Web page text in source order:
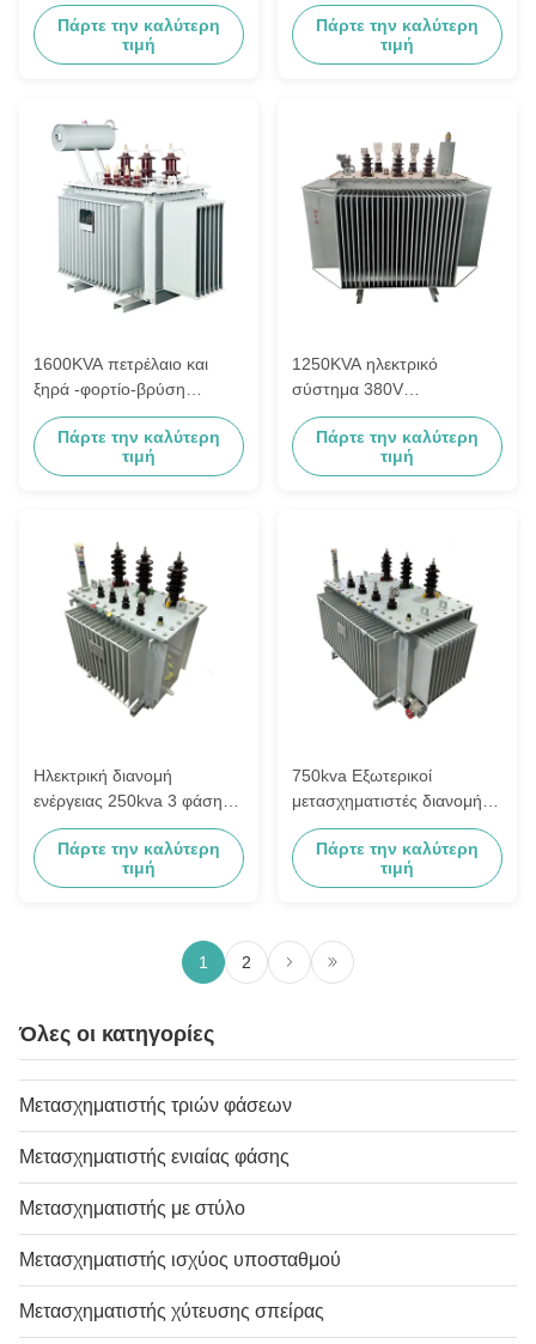
παροχής ηλεκτρικού
ρεύματος
Πάρτε την καλύτερη
τιμή
πετρελαίου που τυλίγει
Πάρτε την καλύτερη
τιμή
1600KVA πετρέλαιο και
ξηρά -φορτίο-βρύση
38.5KV αερολιμένων
μετασχηματιστών 200KV
BIL τύπων
Πάρτε την καλύτερη
τιμή
1250KVA ηλεκτρικό
σύστημα 380V
μετασχηματιστών τύπων
πετρελαίου κατοικήσιμης
περιοχής
Πάρτε την καλύτερη
τιμή
Ηλεκτρική διανομή
ενέργειας 250kva 3 φάσης
εξωτερικός 10kv έως 240v
Πάρτε την καλύτερη
τιμή
750kva Εξωτερικοί
μετασχηματιστές διανομής
ισχύος 3 φάσεων
βυθισμένοι σε λάδι 10kv
έως 440v
Πάρτε την καλύτερη
τιμή
1 2
Όλες οι κατηγορίες
Μετασχηματιστής τριών φάσεων
Μετασχηματιστής ενιαίας φάσης
Μετασχηματιστής με στύλο
Μετασχηματιστής ισχύος υποσταθμού
Μετασχηματιστής χύτευσης σπείρας